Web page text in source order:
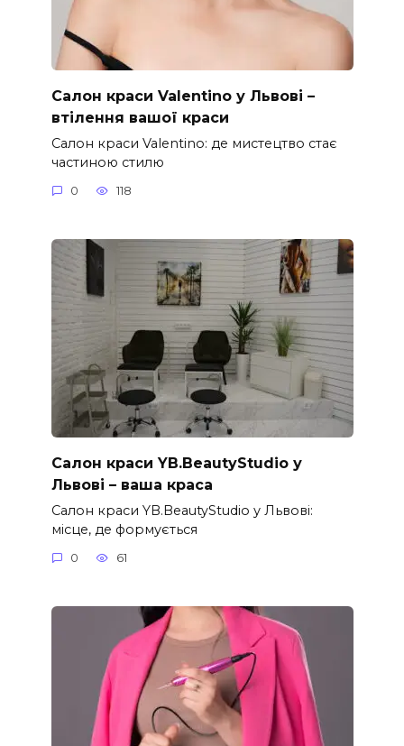
Салон краси Valentino у Львові –
втілення вашої краси
Салон краси Valentino: де мистецтво стає
частиною стилю
0 118
Салон краси YB.BeautyStudio у
Львові – ваша краса
Салон краси YB.BeautyStudio у Львові:
місце, де формується
0 61